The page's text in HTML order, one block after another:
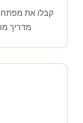
קבלו את מפתח
מדריך